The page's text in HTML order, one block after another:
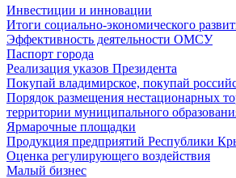
Инвестиции и инновации
Итоги социально-экономического
Эффективность деятельности ОМСУ
Паспорт города
Реализация указов Президента
Покупай владимирское, покупай
Порядок размещения нестационарных
территории муниципального
Ярмарочные площадки
Продукция предприятий Республики
Оценка регулирующего воздействия
Малый бизнес